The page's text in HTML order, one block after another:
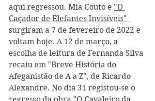
aqui regressou. Mia Couto e "O
Caçador de Elefantes Invisíveis"
surgiram a 7 de fevereiro de 2022 e
voltam hoje. A 12 de março, a
escolha de leitura de Fernanda Silva
recaiu em "Breve História do
Afeganistão de A a Z", de Ricardo
Alexandre. No dia 31 registou-se o